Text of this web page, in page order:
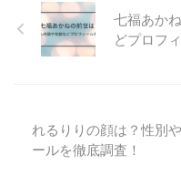
七福あか
どプロフ
れるりりの顔は？性別
ールを徹底調査！